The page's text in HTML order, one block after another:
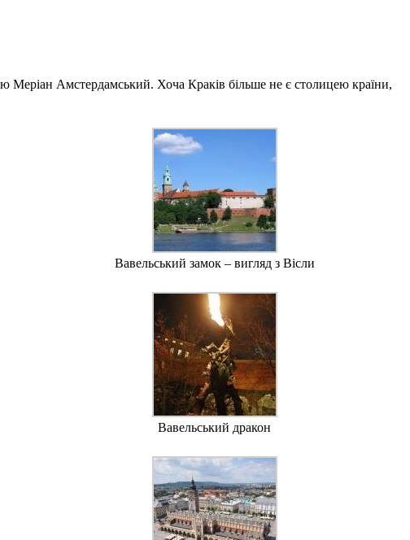
Меріан Амстердамський. Хоча Краків більше не є столицею країни,
Вавельський замок – вигляд з Вісли
Вавельський дракон